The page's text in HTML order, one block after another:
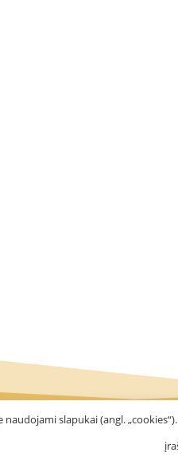
- 2026 VšĮ Kauno Valdorfo
slapukai (angl.